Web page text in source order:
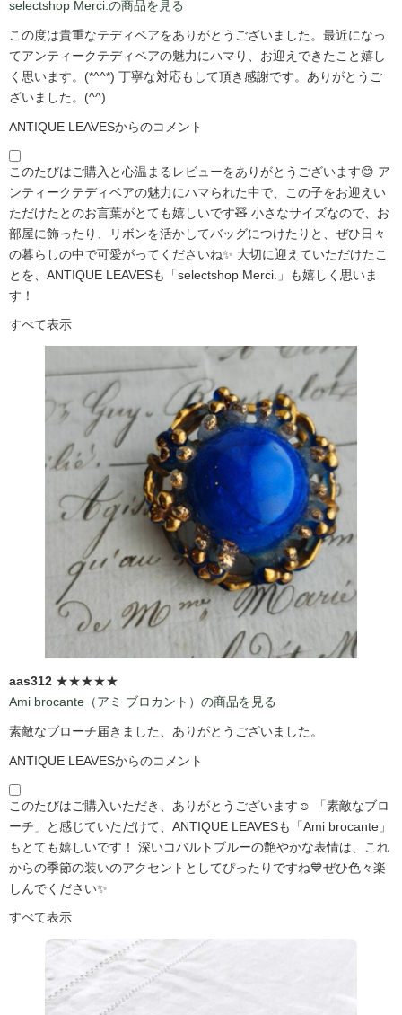
selectshop Merci.の商品を見る
この度は貴重なテディベアをありがとうございました。最近になっ
てアンティークテディベアの魅力にハマり、お迎えできたこと嬉し
く思います。(*^^*) 丁寧な対応もして頂き感謝です。ありがとうご
ざいました。(^^)
ANTIQUE LEAVESからのコメント
このたびはご購入と心温まるレビューをありがとうございます😊 ア
ンティークテディベアの魅力にハマられた中で、この子をお迎えい
ただけたとのお言葉がとても嬉しいです🧸 小さなサイズなので、お
部屋に飾ったり、リボンを活かしてバッグにつけたりと、ぜひ日々
の暮らしの中で可愛がってくださいね✨ 大切に迎えていただけたこ
とを、ANTIQUE LEAVESも「selectshop Merci.」も嬉しく思いま
す！
すべて表示
aas312 ★★★★★
Ami brocante（アミ ブロカント）の商品を見る
素敵なブローチ届きました、ありがとうございました。
ANTIQUE LEAVESからのコメント
このたびはご購入いただき、ありがとうございます☺️ 「素敵なブロ
ーチ」と感じていただけて、ANTIQUE LEAVESも「Ami brocante」
もとても嬉しいです！ 深いコバルトブルーの艶やかな表情は、これ
からの季節の装いのアクセントとしてぴったりですね💙ぜひ色々楽
しんでください✨
すべて表示